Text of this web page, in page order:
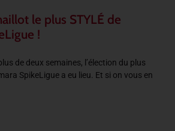
le plus STYLÉ de
!
de deux semaines, l’élection du plus
SpikeLigue a eu lieu. Et si on vous en